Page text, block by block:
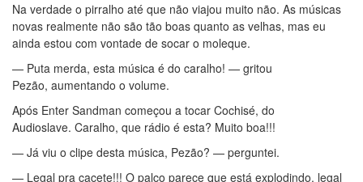
Na verdade o pirralho até que não viajou muito não. As músicas
novas realmente não são tão boas quanto as velhas, mas eu
ainda estou com vontade de socar o moleque.
— Puta merda, esta música é do caralho! — gritou
Pezão, aumentando o volume.
Após Enter Sandman começou a tocar Cochisé, do
Audioslave. Caralho, que rádio é esta? Muito boa!!!
— Já viu o clipe desta música, Pezão? — perguntei.
— Legal pra cacete!!! O palco parece que está explodindo, legal